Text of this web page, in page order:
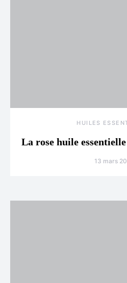
HUILES
La rose huile
13 mars